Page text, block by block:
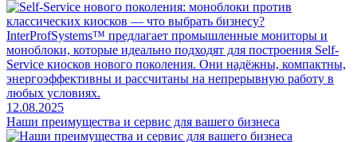
InterProfSystems™ предлагает промышленные мониторы и
моноблоки, которые идеально подходят для построения Self-
Service киосков нового поколения. Они надёжны, компактны,
энергоэффективны и рассчитаны на непрерывную работу в
любых условиях.
12.08.2025
Наши преимущества и сервис для вашего бизнеса